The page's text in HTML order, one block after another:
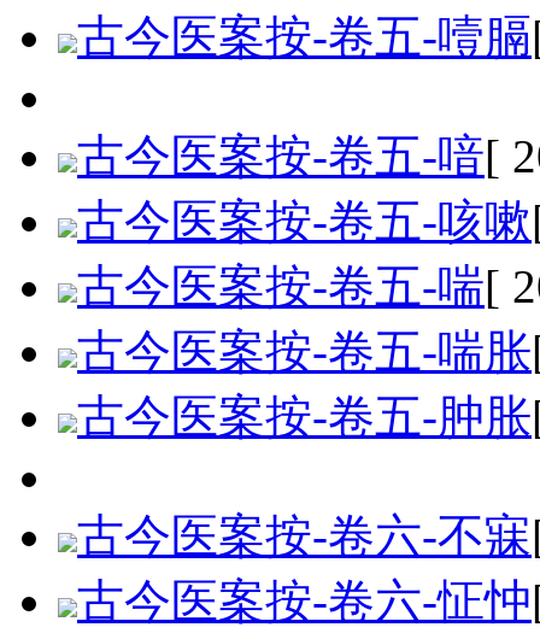
古今医案按-卷五-噎膈
古今医案按-卷五-喑[
古今医案按-卷五-咳嗽
古今医案按-卷五-喘[
古今医案按-卷五-喘胀
古今医案按-卷五-肿胀
古今医案按-卷六-不寐
古今医案按-卷六-怔忡